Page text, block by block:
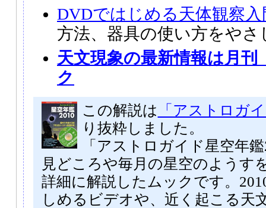
DVDではじめる天体観察入
方法、器具の使い方をやさ
天文現象の最新情報は月
ク
この解説は 「アストロガ
り抜粋しました。
「アストロガイド星空年
見どころや毎月の星空のようす
詳細に解説したムックです。
しめるビデオや、近く起こる天